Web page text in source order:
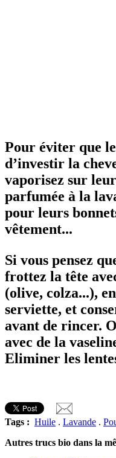
Pour éviter que
d’investir la
vaporisez sur
parfumée à la
pour leurs
vêtement...
Si vous pensez
frottez la tête
(olive, colza...),
serviette, et
avant de rincer.
avec de la
Eliminer les
Tags : Huile . Lavande .
Autres trucs bio dans la